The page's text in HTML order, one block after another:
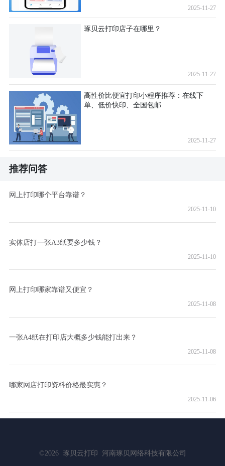
2025-11-27
琢贝云打印店子在哪里？
2025-11-27
高性价比便宜打印小程序推荐：在线下
单、低价快印、全国包邮
2025-11-27
推荐问答
网上打印哪个平台靠谱？
2025-11-10
实体店打一张A3纸要多少钱？
2025-11-10
网上打印哪家靠谱又便宜？
2025-11-08
一张A4纸在打印店大概多少钱能打出来？
2025-11-08
哪家网店打印资料价格最实惠？
2025-11-06
©2026 琢贝云打印 河南琢贝网络科技有限公司